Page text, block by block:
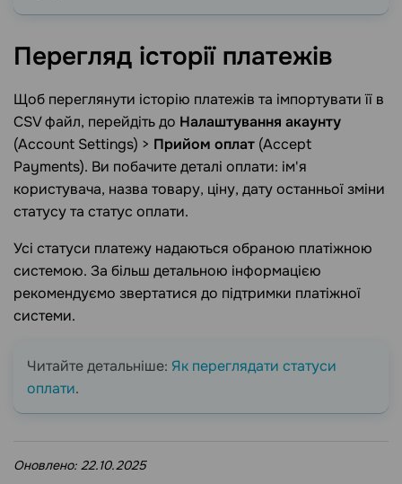
Перегляд історії платежів
Щоб переглянути історію платежів та імпортувати її в
CSV файл, перейдіть до Налаштування акаунту
(Account Settings) > Прийом оплат (Accept
Payments). Ви побачите деталі оплати: ім'я
користувача, назва товару, ціну, дату останньої зміни
статусу та статус оплати.
Усі статуси платежу надаються обраною платіжною
системою. За більш детальною інформацією
рекомендуємо звертатися до підтримки платіжної
системи.
Читайте детальніше: Як переглядати статуси
оплати.
Оновлено: 22.10.2025